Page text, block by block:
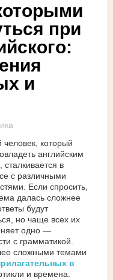
при
и
человек, который
английским
сталкивается в
с различными
Если спросить,
далась сложнее
будут
но чаще всех их
одно —
с грамматикой.
сложными темами
в
и времена.